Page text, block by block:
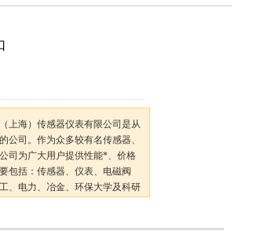
上海）传感器仪表有限公司是从
公司。作为众多较有名传感器、
司为广大用户提供性能*、价格
包括：传感器、仪表、电磁阀
、电力、冶金、环保大学及科研